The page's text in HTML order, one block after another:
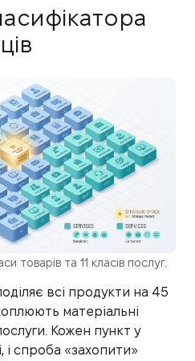
товарів та 11 класів послуг.
всі продукти на 45
матеріальні
Кожен пункт у
і спроба «захопити»